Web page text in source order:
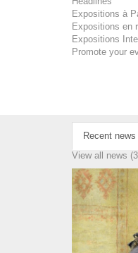
Expositions à
Expositions en
Expositions
Promote your
Recent news
View all news